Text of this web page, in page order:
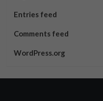
Entries feed
Comments feed
WordPress.org